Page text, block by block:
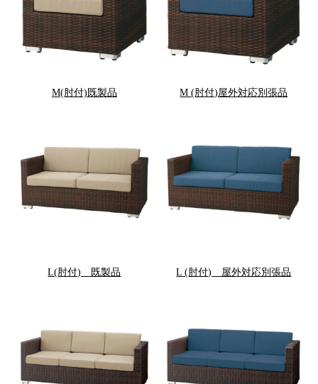
M(肘付)既製品 M (肘付)屋外対応別張品
L(肘付) 既製品 L (肘付) 屋外対応別張品